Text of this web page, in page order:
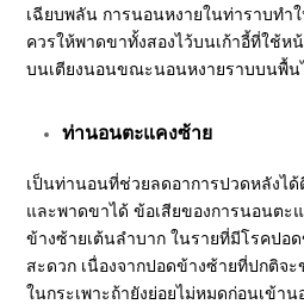
เฉียบพลัน การนอนหงายในท่าราบทำ
ควรให้พาดขาทั้งสองไว้บนเก้าอี้ที่ใช้ห
บนเตียงนอนขณะนอนหงายราบบนพื้น
ท่านอนตะแคงซ้าย
เป็นท่านอนที่ช่วยลดอาการปวดหลังไ
และพาดขาได้ ข้อเสียของการนอนตะ
ข้างซ้ายเต้นลำบาก ในรายที่มีโรคปอ
สะดวก เนื่องจากปอดข้างซ้ายที่ปกติจ
ในกระเพาะถ้ายังย่อยไม่หมดก่อนเข้า